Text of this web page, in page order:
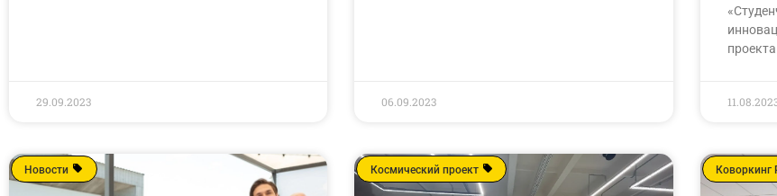
29.09.2023 06.09.2023
Новости Космический проект Коворкинг